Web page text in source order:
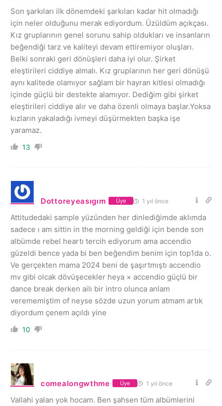
Son şarkıları ilk dönemdeki şarkıları kadar hit olmadığı
için neler olduğunu merak ediyordum. Üzüldüm açıkçası.
Kız gruplarının genel sorunu sahip oldukları ve insanların
beğendiği tarz ve kaliteyi devam ettiremiyor oluşları.
Belki sonraki geri dönüşleri daha iyi olur. Şirket
eleştirileri ciddiye almalı. Kız gruplarının her geri dönüşü
aynı kalitede olamıyor sağlam bir hayran kitlesi olmadığı
içinde güçlü bir destekte alamıyor. Dediğim gibi şirket
eleştirileri ciddiye alır ve daha özenli olmaya başlar.Yoksa
kızların yakaladığı ivmeyi düşürmekten başka işe
yaramaz.
13
Dottoreyeasıgım Üye 1 yıl önce
Attitudedaki sample yüzünden her dinlediğimde aklımda
sadece ı am sittin in the morning geldiği için bende son
albümde rebel heartı tercih ediyorum ama accendio
güzeldi bence yada bi ben beğendim benim için top1da o.
Ve gerçekten mama 2024 beni de şaşırtmıştı accendio
mv gibi olcak dövüşecekler heya × accendio güçlü bir
dance break derken ailı bir intro olunca anlam
verememiştim of neyse sözde uzun yorum atmam artık
diyordum çenem açıldı yine
10
comealongwthme Üye 1 yıl önce
Vallahi yalan yok hocam. Ben şahsen tüm albümlerini